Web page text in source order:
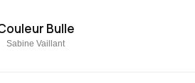
Bulle
Sabine Vaillant